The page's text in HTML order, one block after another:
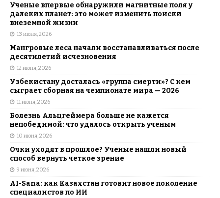
Ученые впервые обнаружили магнитные поля у
далеких планет: это может изменить поиски
внеземной жизни
13 июня, 2026
Мангровые леса начали восстанавливаться после
десятилетий исчезновения
12 июня, 2026
Узбекистану досталась «группа смерти»? С кем
сыграет сборная на чемпионате мира — 2026
11 июня, 2026
Болезнь Альцгеймера больше не кажется
непобедимой: что удалось открыть ученым
10 июня, 2026
Очки уходят в прошлое? Ученые нашли новый
способ вернуть четкое зрение
9 июня, 2026
AI-Sana: как Казахстан готовит новое поколение
специалистов по ИИ